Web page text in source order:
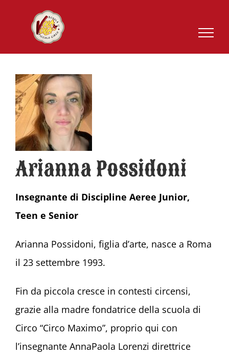
contenuto
Arianna Possidoni
Insegnante di Discipline Aeree Junior,
Teen e Senior
Arianna Possidoni, figlia d’arte, nasce a Roma
il 23 settembre 1993.
Fin da piccola cresce in contesti circensi,
grazie alla madre fondatrice della scuola di
Circo “Circo Maximo”, proprio qui con
l’insegnante AnnaPaola Lorenzi direttrice